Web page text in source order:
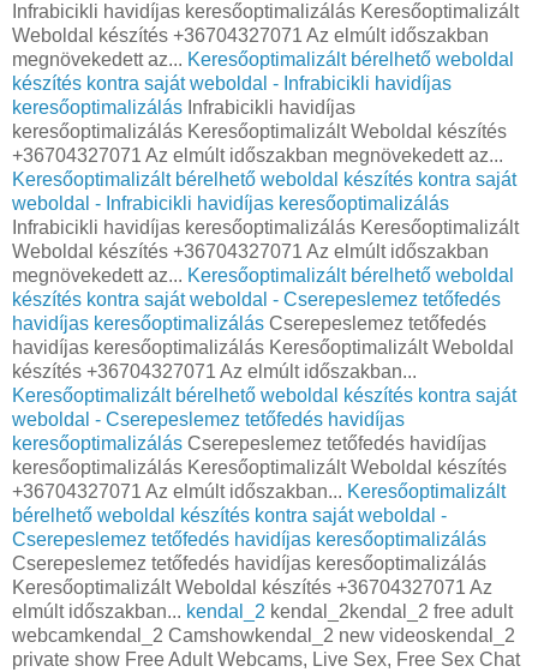
Infrabicikli havidíjas keresőoptimalizálás Keresőoptimalizált
Weboldal készítés +36704327071 Az elmúlt időszakban
megnövekedett az... Keresőoptimalizált bérelhető weboldal
készítés kontra saját weboldal - Infrabicikli havidíjas
keresőoptimalizálás Infrabicikli havidíjas
keresőoptimalizálás Keresőoptimalizált Weboldal készítés
+36704327071 Az elmúlt időszakban megnövekedett az...
Keresőoptimalizált bérelhető weboldal készítés kontra saját
weboldal - Infrabicikli havidíjas keresőoptimalizálás
Infrabicikli havidíjas keresőoptimalizálás Keresőoptimalizált
Weboldal készítés +36704327071 Az elmúlt időszakban
megnövekedett az... Keresőoptimalizált bérelhető weboldal
készítés kontra saját weboldal - Cserepeslemez tetőfedés
havidíjas keresőoptimalizálás Cserepeslemez tetőfedés
havidíjas keresőoptimalizálás Keresőoptimalizált Weboldal
készítés +36704327071 Az elmúlt időszakban...
Keresőoptimalizált bérelhető weboldal készítés kontra saját
weboldal - Cserepeslemez tetőfedés havidíjas
keresőoptimalizálás Cserepeslemez tetőfedés havidíjas
keresőoptimalizálás Keresőoptimalizált Weboldal készítés
+36704327071 Az elmúlt időszakban... Keresőoptimalizált
bérelhető weboldal készítés kontra saját weboldal -
Cserepeslemez tetőfedés havidíjas keresőoptimalizálás
Cserepeslemez tetőfedés havidíjas keresőoptimalizálás
Keresőoptimalizált Weboldal készítés +36704327071 Az
elmúlt időszakban... kendal_2 kendal_2kendal_2 free adult
webcamkendal_2 Camshowkendal_2 new videoskendal_2
private show Free Adult Webcams, Live Sex, Free Sex Chat